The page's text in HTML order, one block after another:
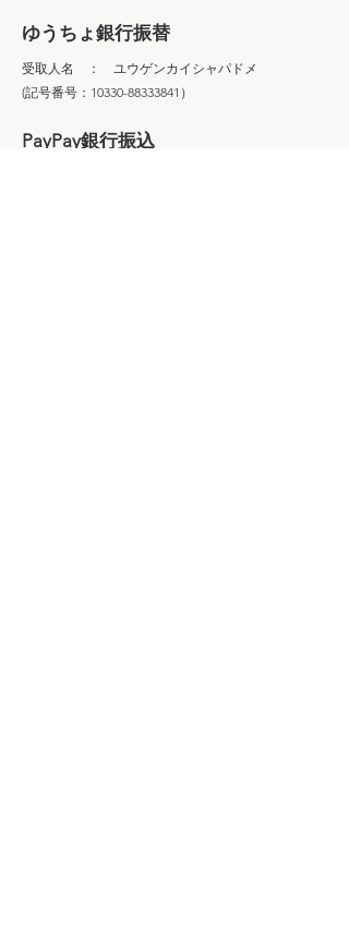
ゆうちょ銀行振替
受取人名 ： ユウゲンカイシャパドメ
(記号番号：10330-88333841）
PayPay銀行振込